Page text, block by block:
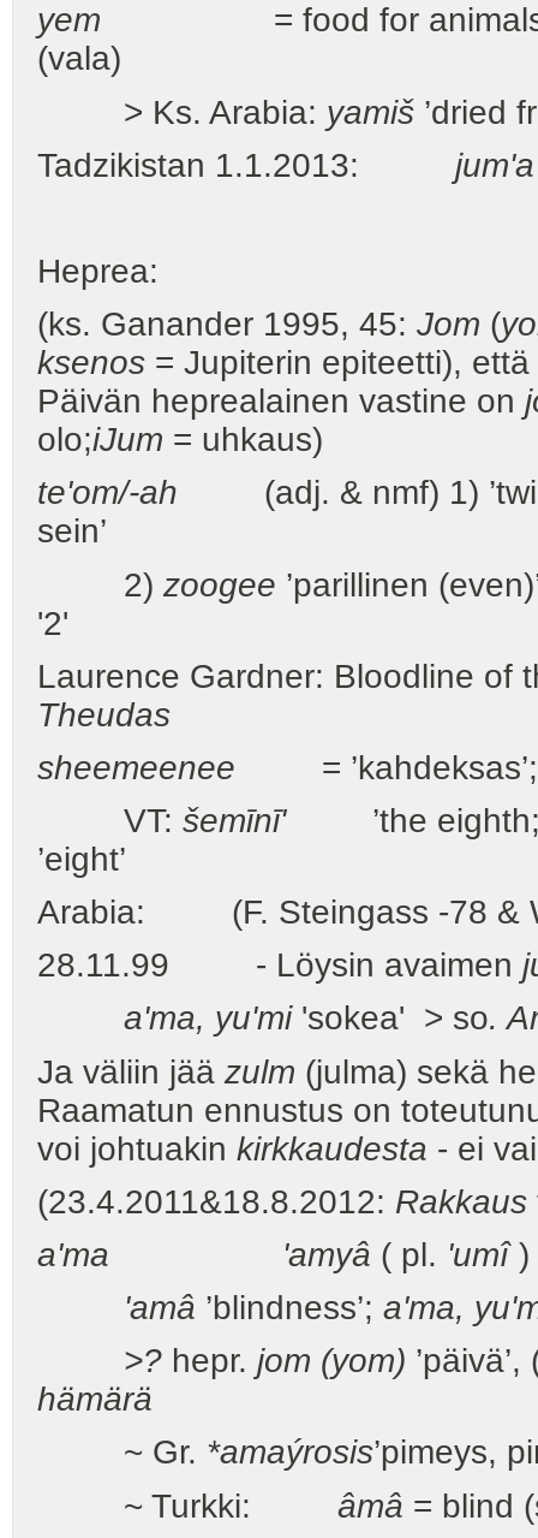
yem = food for animals,
(vala)
> Ks. Arabia: yamiš ’dried
Tadzikistan 1.1.2013: jum'a
Heprea:
(ks. Ganander 1995, 45: Jom (
ksenos = Jupiterin epiteetti),
Päivän heprealainen vastine on
olo;iJum = uhkaus)
te'om/-ah (adj. & nmf) 1)
sein’
2) zoogee ’parillinen
'2'
Laurence Gardner: Bloodline of
Theudas
sheemeenee =
VT: šemīnī'’the eighth;
’eight’
Arabia: (F. Steingass -78
28.11.99 - Löysin avaimen
a'ma, yu'mi'sokea' > so.
Ja väliin jää zulm (julma) sekä
Raamatun ennustus on
voi johtuakin kirkkaudesta - ei
(23.4.2011&18.8.2012: Rakkaus
a'ma 'amyâ ( pl. 'umî)
'amâ ’blindness’; a'ma,
>? hepr. jom (yom) ’päivä’,
hämärä
~ Gr. *amaýrosis’pimeys,
~ Turkki: âmâ = blind